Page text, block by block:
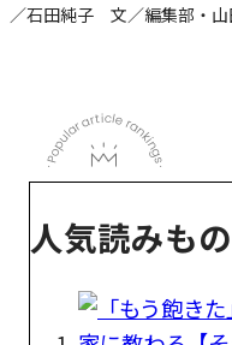
／石田純子 文／編集部・山
人気読みも